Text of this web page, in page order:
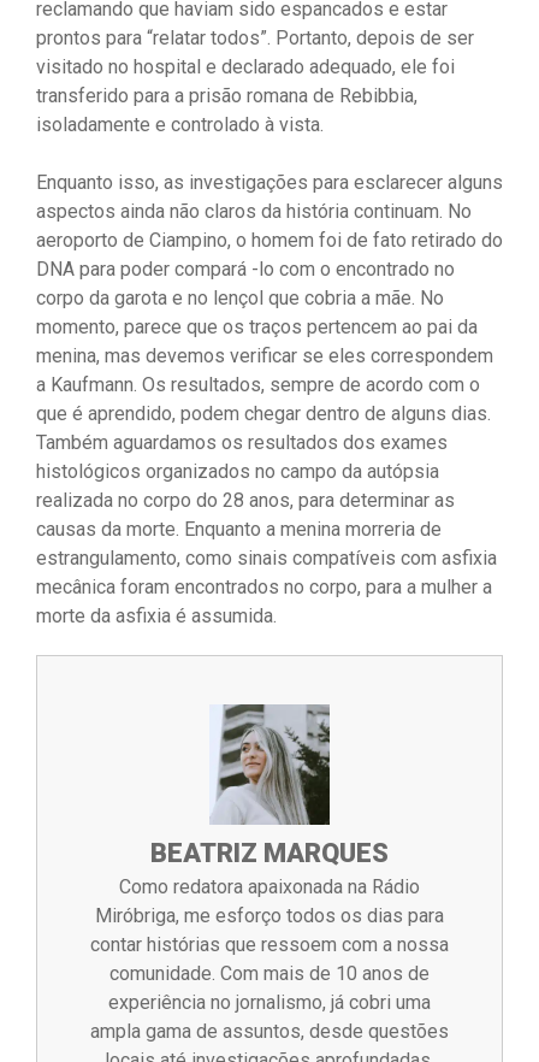
reclamando que haviam sido espancados e estar
prontos para “relatar todos”. Portanto, depois de ser
visitado no hospital e declarado adequado, ele foi
transferido para a prisão romana de Rebibbia,
isoladamente e controlado à vista.
Enquanto isso, as investigações para esclarecer alguns
aspectos ainda não claros da história continuam. No
aeroporto de Ciampino, o homem foi de fato retirado do
DNA para poder compará -lo com o encontrado no
corpo da garota e no lençol que cobria a mãe. No
momento, parece que os traços pertencem ao pai da
menina, mas devemos verificar se eles correspondem
a Kaufmann. Os resultados, sempre de acordo com o
que é aprendido, podem chegar dentro de alguns dias.
Também aguardamos os resultados dos exames
histológicos organizados no campo da autópsia
realizada no corpo do 28 anos, para determinar as
causas da morte. Enquanto a menina morreria de
estrangulamento, como sinais compatíveis com asfixia
mecânica foram encontrados no corpo, para a mulher a
morte da asfixia é assumida.
BEATRIZ MARQUES
Como redatora apaixonada na Rádio
Miróbriga, me esforço todos os dias para
contar histórias que ressoem com a nossa
comunidade. Com mais de 10 anos de
experiência no jornalismo, já cobri uma
ampla gama de assuntos, desde questões